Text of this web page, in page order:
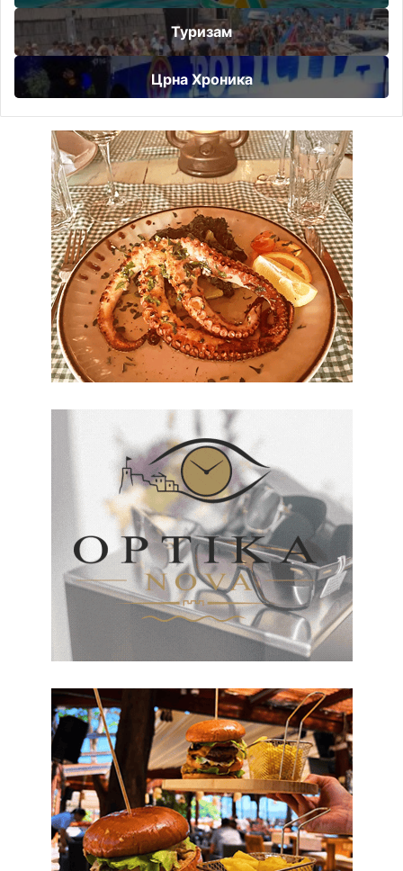
Туризам
Црна Хроника